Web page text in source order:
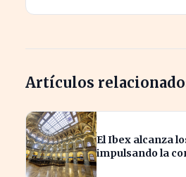
Artículos
El Ibex alcanza
impulsando la